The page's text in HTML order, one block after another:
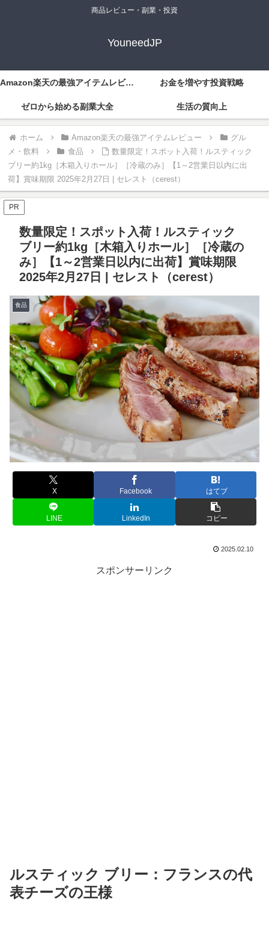
商品レビュー・副業・投資
YouneedJP
Amazon楽天の最強アイテムレビュー お金を増やす投資戦略
ゼロから始める副業大全 生活の質向上
ホーム Amazon楽天の最強アイテムレビュー
グル
メ・飲料
食品
数量限定！スポット入荷！ルスティック
ブリー約1kg［木箱入りホール］［冷蔵のみ］【1～2営業日以内に出
荷】賞味期限 2025年2月27日 | セレスト（cerest）
PR
数量限定！スポット入荷！ルスティック
ブリー約1kg［木箱入りホール］［冷蔵の
み］【1～2営業日以内に出荷】賞味期限
2025年2月27日 | セレスト（cerest）
食品
X Facebook はてブ
LINE LinkedIn コピー
2025.02.10
スポンサーリンク
ルスティック ブリー：フランスの代
表チーズの王様